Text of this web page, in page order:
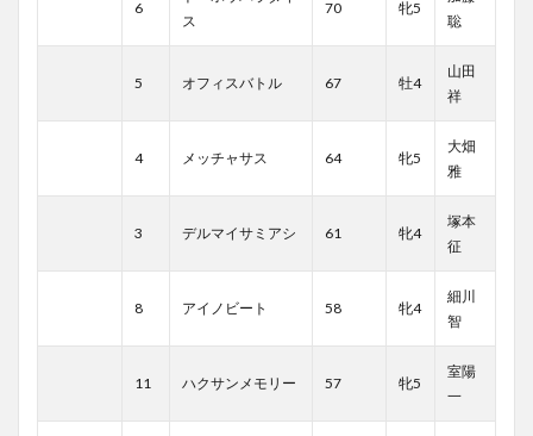
6
ス
70 牝5
聡
5 オフィスバトル 67 牡4
山田
祥
4 メッチャサス 64 牝5
大畑
雅
3 デルマイサミアシ 61 牝4
塚本
征
8 アイノビート 58 牝4
細川
智
11 ハクサンメモリー 57 牝5
室陽
一